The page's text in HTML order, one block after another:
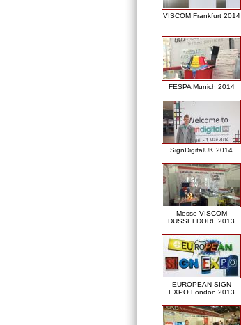
VISCOM Frankfurt 2014
FESPA Munich 2014
SignDigitalUK 2014
Messe VISCOM
DUSSELDORF 2013
EUROPEAN SIGN
EXPO London 2013